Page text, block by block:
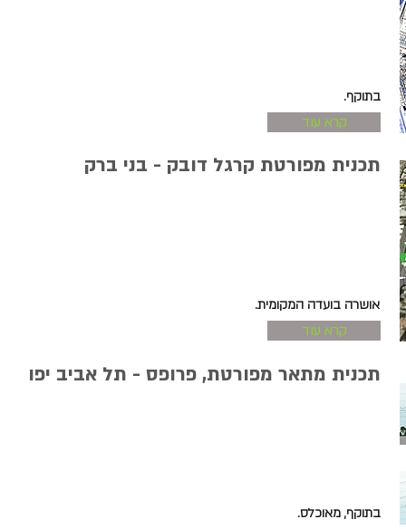
בתוקף.
קרא עוד
תכנית מפורטת קרגל דובק - בני ברק
אושרה בועדה המקומית.
קרא עוד
תכנית מתאר מפורטת, פרופס - תל אביב יפו
בתוקף, מאוכלס.